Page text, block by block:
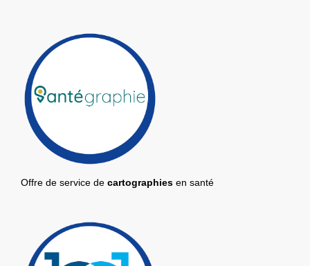
Offre de service de cartographies en santé